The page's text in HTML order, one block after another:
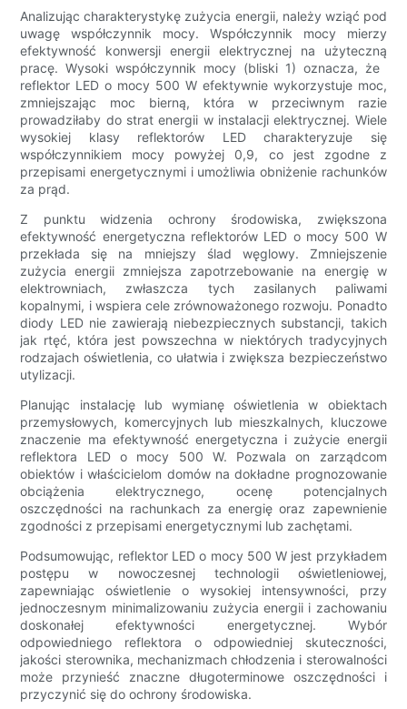
Analizując charakterystykę zużycia energii, należy wziąć pod
uwagę współczynnik mocy. Współczynnik mocy mierzy
efektywność konwersji energii elektrycznej na użyteczną
pracę. Wysoki współczynnik mocy (bliski 1) oznacza, że ​​
reflektor LED o mocy 500 W efektywnie wykorzystuje moc,
zmniejszając moc bierną, która w przeciwnym razie
prowadziłaby do strat energii w instalacji elektrycznej. Wiele
wysokiej klasy reflektorów LED charakteryzuje się
współczynnikiem mocy powyżej 0,9, co jest zgodne z
przepisami energetycznymi i umożliwia obniżenie rachunków
za prąd.
Z punktu widzenia ochrony środowiska, zwiększona
efektywność energetyczna reflektorów LED o mocy 500 W
przekłada się na mniejszy ślad węglowy. Zmniejszenie
zużycia energii zmniejsza zapotrzebowanie na energię w
elektrowniach, zwłaszcza tych zasilanych paliwami
kopalnymi, i wspiera cele zrównoważonego rozwoju. Ponadto
diody LED nie zawierają niebezpiecznych substancji, takich
jak rtęć, która jest powszechna w niektórych tradycyjnych
rodzajach oświetlenia, co ułatwia i zwiększa bezpieczeństwo
utylizacji.
Planując instalację lub wymianę oświetlenia w obiektach
przemysłowych, komercyjnych lub mieszkalnych, kluczowe
znaczenie ma efektywność energetyczna i zużycie energii
reflektora LED o mocy 500 W. Pozwala on zarządcom
obiektów i właścicielom domów na dokładne prognozowanie
obciążenia elektrycznego, ocenę potencjalnych
oszczędności na rachunkach za energię oraz zapewnienie
zgodności z przepisami energetycznymi lub zachętami.
Podsumowując, reflektor LED o mocy 500 W jest przykładem
postępu w nowoczesnej technologii oświetleniowej,
zapewniając oświetlenie o wysokiej intensywności, przy
jednoczesnym minimalizowaniu zużycia energii i zachowaniu
doskonałej efektywności energetycznej. Wybór
odpowiedniego reflektora o odpowiedniej skuteczności,
jakości sterownika, mechanizmach chłodzenia i sterowalności
może przynieść znaczne długoterminowe oszczędności i
przyczynić się do ochrony środowiska.